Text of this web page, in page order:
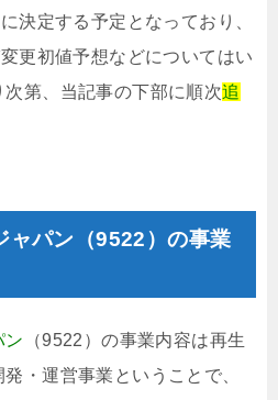
に決定する予定となっており、
更初値予想などについてはい
第、当記事の下部に順次追
ャパン（9522）の事業
ン
（9522）の事業内容は再生
・運営事業ということで、